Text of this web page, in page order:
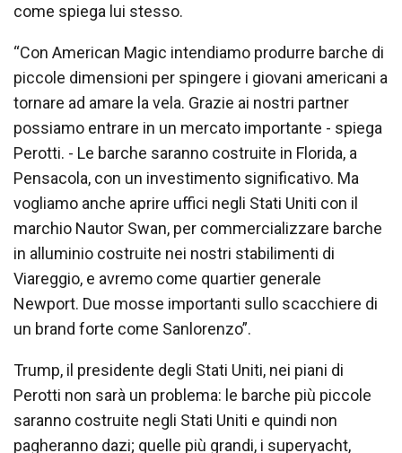
come spiega lui stesso.
“Con American Magic intendiamo produrre barche di
piccole dimensioni per spingere i giovani americani a
tornare ad amare la vela. Grazie ai nostri partner
possiamo entrare in un mercato importante - spiega
Perotti. - Le barche saranno costruite in Florida, a
Pensacola, con un investimento significativo. Ma
vogliamo anche aprire uffici negli Stati Uniti con il
marchio Nautor Swan, per commercializzare barche
in alluminio costruite nei nostri stabilimenti di
Viareggio, e avremo come quartier generale
Newport. Due mosse importanti sullo scacchiere di
un brand forte come Sanlorenzo”.
Trump, il presidente degli Stati Uniti, nei piani di
Perotti non sarà un problema: le barche più piccole
saranno costruite negli Stati Uniti e quindi non
pagheranno dazi; quelle più grandi, i superyacht,